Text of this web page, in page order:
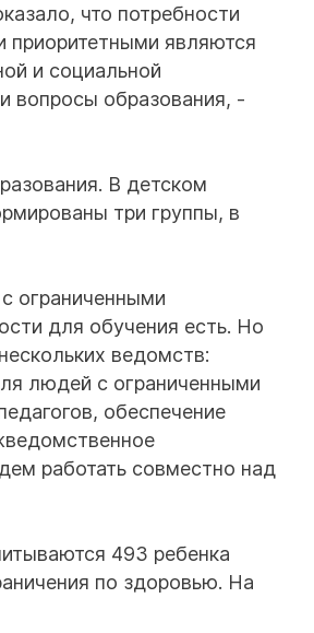
что потребности
приоритетными являются
и социальной
вопросы образования, -
В детском
три группы, в
ограниченными
для обучения есть. Но
ведомств:
людей с ограниченными
обеспечение
работать совместно над
493 ребенка
по здоровью. На